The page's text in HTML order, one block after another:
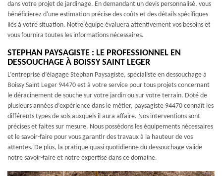
dans votre projet de jardinage. En demandant un devis personnalisé, vous
bénéficierez d'une estimation précise des coûts et des détails spécifiques
liés à votre situation. Notre équipe évaluera attentivement vos besoins et
vous fournira toutes les informations nécessaires.
STEPHAN PAYSAGISTE : LE PROFESSIONNEL EN
DESSOUCHAGE À BOISSY SAINT LEGER
L’entreprise d’élagage Stephan Paysagiste, spécialiste en dessouchage à
Boissy Saint Leger 94470 est à votre service pour tous projets concernant
le déracinement de souche sur votre jardin ou sur votre terrain. Doté de
plusieurs années d’expérience dans le métier, paysagiste 94470 connaît les
différents types de sols auxquels il aura affaire. Nos interventions sont
précises et faites sur mesure. Nous possédons les équipements nécessaires
et le savoir-faire pour vous garantir des travaux à la hauteur de vos
attentes. De plus, la pratique quasi quotidienne du dessouchage valide
notre savoir-faire et notre expertise dans ce domaine.